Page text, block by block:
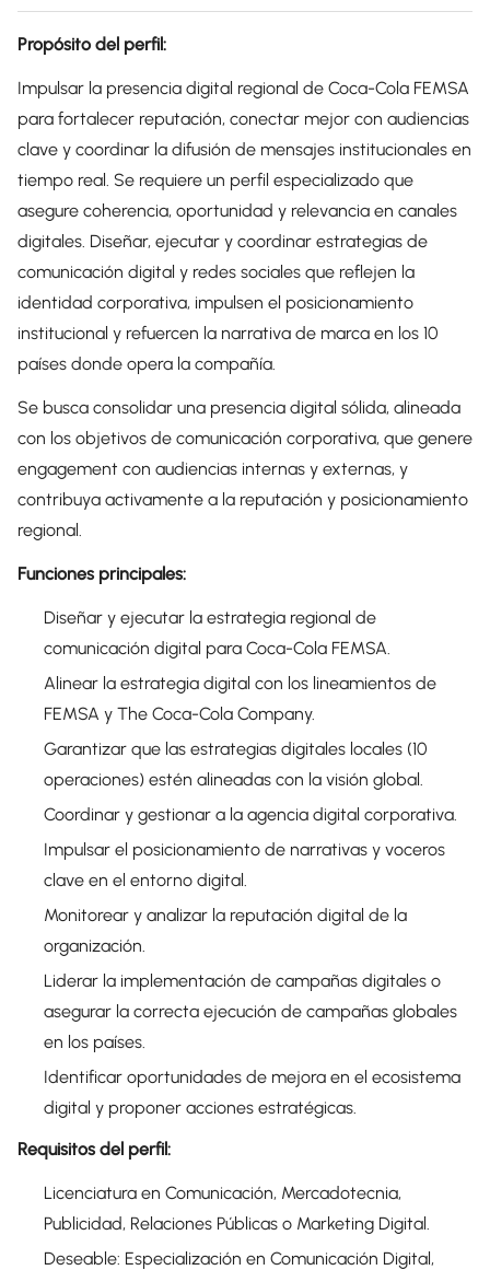
Propósito del perfil:
Impulsar la presencia digital regional de Coca-Cola FEMSA
para fortalecer reputación, conectar mejor con audiencias
clave y coordinar la difusión de mensajes institucionales en
tiempo real. Se requiere un perfil especializado que
asegure coherencia, oportunidad y relevancia en canales
digitales. Diseñar, ejecutar y coordinar estrategias de
comunicación digital y redes sociales que reflejen la
identidad corporativa, impulsen el posicionamiento
institucional y refuercen la narrativa de marca en los 10
países donde opera la compañía.
Se busca consolidar una presencia digital sólida, alineada
con los objetivos de comunicación corporativa, que genere
engagement con audiencias internas y externas, y
contribuya activamente a la reputación y posicionamiento
regional.
Funciones principales:
Diseñar y ejecutar la estrategia regional de
comunicación digital para Coca-Cola FEMSA.
Alinear la estrategia digital con los lineamientos de
FEMSA y The Coca-Cola Company.
Garantizar que las estrategias digitales locales (10
operaciones) estén alineadas con la visión global.
Coordinar y gestionar a la agencia digital corporativa.
Impulsar el posicionamiento de narrativas y voceros
clave en el entorno digital.
Monitorear y analizar la reputación digital de la
organización.
Liderar la implementación de campañas digitales o
asegurar la correcta ejecución de campañas globales
en los países.
Identificar oportunidades de mejora en el ecosistema
digital y proponer acciones estratégicas.
Requisitos del perfil:
Licenciatura en Comunicación, Mercadotecnia,
Publicidad, Relaciones Públicas o Marketing Digital.
Deseable: Especialización en Comunicación Digital,